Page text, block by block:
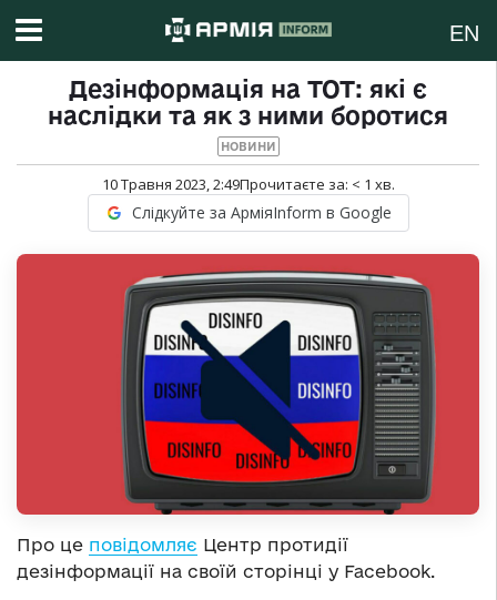
EN
Дезінформація на ТОТ: які є
наслідки та як з ними боротися
НОВИНИ
10 Травня 2023, 2:49Прочитаєте за: < 1 хв.
Слідкуйте за АрміяInform в Google
Про це повідомляє Центр протидії
дезінформації на своїй сторінці у Facebook.